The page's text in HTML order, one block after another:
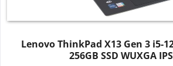
Lenovo ThinkPad X13 Gen 3 i5-
256GB SSD WUXGA